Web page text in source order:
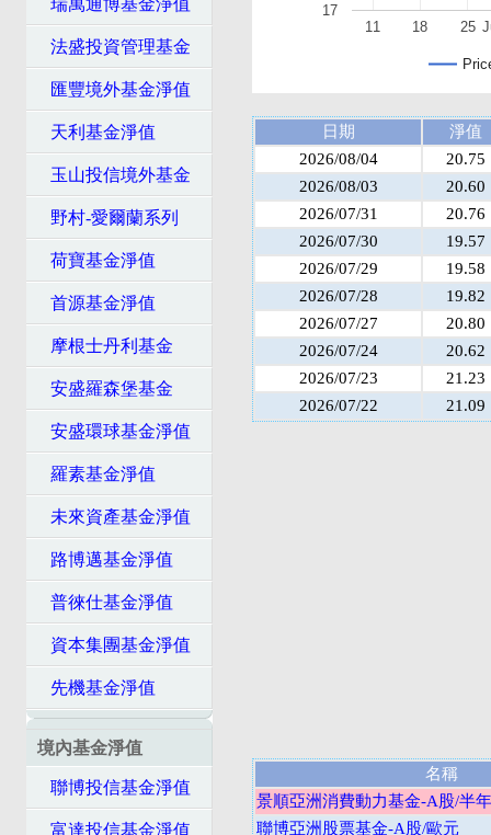
瑞萬通博基金淨值
法盛投資管理基金
匯豐境外基金淨值
天利基金淨值
玉山投信境外基金
野村-愛爾蘭系列
荷寶基金淨值
首源基金淨值
摩根士丹利基金
安盛羅森堡基金
安盛環球基金淨值
羅素基金淨值
未來資產基金淨值
路博邁基金淨值
普徠仕基金淨值
資本集團基金淨值
先機基金淨值
境內基金淨值
聯博投信基金淨值
富達投信基金淨值
11 18 25
17
日期
淨值
2026/08/04
20.75
2026/08/03
20.60
2026/07/31
20.76
2026/07/30
19.57
2026/07/29
19.58
2026/07/28
19.82
2026/07/27
20.80
2026/07/24
20.62
2026/07/23
21.23
2026/07/22
21.09
名稱
景順亞洲消費動力基金-A股/半
聯博亞洲股票基金-A股/歐元